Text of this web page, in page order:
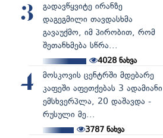
3
გადავწყვიტე ირანზე
დაგეგმილი თავდასხმა
გავაუქმო, იმ პირობით, რომ
შეთანხმება სწრა...
4028ნახვა
4
მოსკოვის ცენტრში მდებარე
კაფეში აფეთქებას 3 ადამიანი
ემსხვერპლა, 20 დაშავდა -
რუსული მე...
3787ნახვა